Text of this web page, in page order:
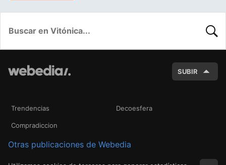
SUBIR
Trendencias Decoesfera
Compradiccion
Otras publicaciones de Webedia